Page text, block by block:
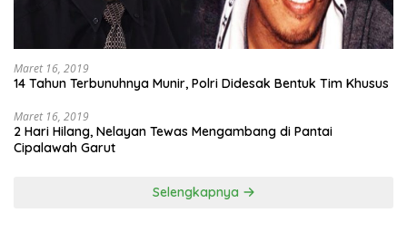
Maret 16, 2019
14 Tahun Terbunuhnya Munir, Polri Didesak Bentuk Tim Khusus
Maret 16, 2019
2 Hari Hilang, Nelayan Tewas Mengambang di Pantai
Cipalawah Garut
Selengkapnya